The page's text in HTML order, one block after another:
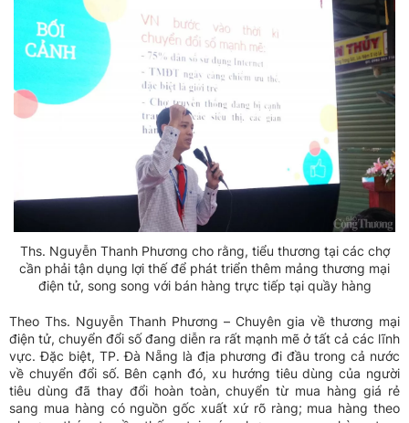
Ths. Nguyễn Thanh Phương cho rằng, tiểu thương tại các chợ
cần phải tận dụng lợi thế để phát triển thêm mảng thương mại
điện tử, song song với bán hàng trực tiếp tại quầy hàng
Theo Ths. Nguyễn Thanh Phương – Chuyên gia về thương mại
điện tử, chuyển đổi số đang diễn ra rất mạnh mẽ ở tất cả các lĩnh
vực. Đặc biệt, TP. Đà Nẵng là địa phương đi đầu trong cả nước
về chuyển đổi số. Bên cạnh đó, xu hướng tiêu dùng của người
tiêu dùng đã thay đổi hoàn toàn, chuyển từ mua hàng giá rẻ
sang mua hàng có nguồn gốc xuất xứ rõ ràng; mua hàng theo